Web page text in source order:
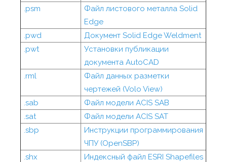
.psm
Файл листового металла Solid
Edge
.pwd
Документ Solid Edge Weldment
.pwt
Установки публикации
документа AutoCAD
.rml
Файл данных разметки
чертежей (Volo View)
.sab
Файл модели ACIS SAB
.sat
Файл модели ACIS SAT
.sbp
Инструкции программирования
ЧПУ (OpenSBP)
.shx
Индексный файл ESRI Shapefiles